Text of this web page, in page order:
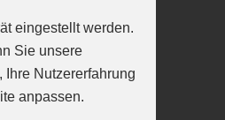
eingestellt werden.
Sie unsere
Nutzererfahrung
anpassen.